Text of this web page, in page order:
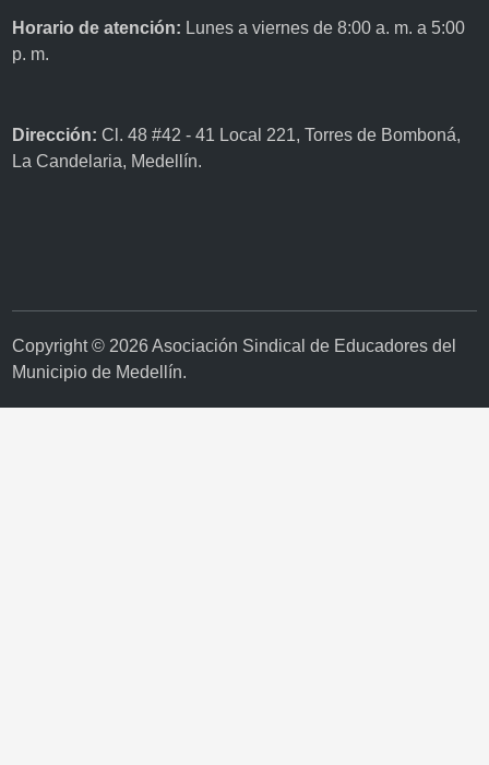
Horario de atención: Lunes a viernes de 8:00 a. m. a 5:00
p. m.
Dirección:Cl. 48 #42 - 41 Local 221, Torres de Bomboná,
La Candelaria, Medellín.
Copyright © 2026Asociación Sindical de Educadores del
Municipio de Medellín.